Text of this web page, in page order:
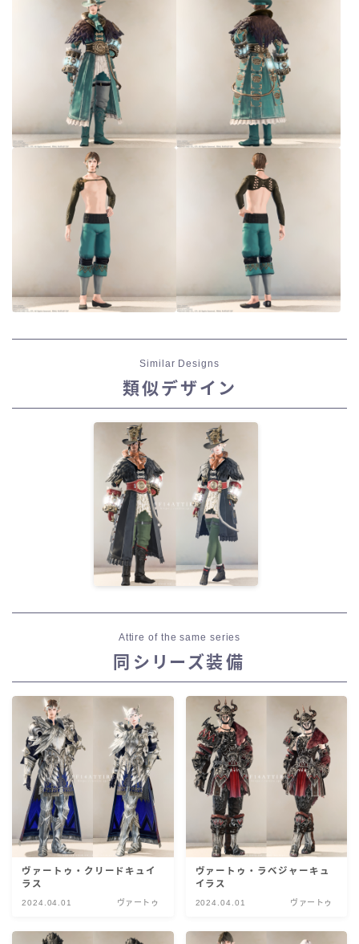
Similar Designs
類似デザイン
Attire of the same series
同シリーズ装備
ヴァートゥ・クリードキュイ
ラス
2024.04.01 ヴァートゥ
ヴァートゥ・ラベジャーキュ
イラス
2024.04.01 ヴァートゥ